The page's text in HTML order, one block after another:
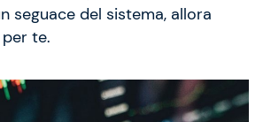
seguace del sistema, allora
te.